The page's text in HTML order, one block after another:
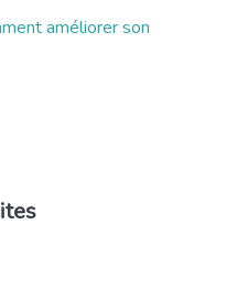
améliorer son